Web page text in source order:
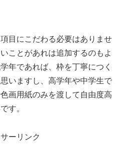
目にこだわる必要はありませ
ことがあれは追加するのもよ
年であれば、枠を丁寧につく
いますし、高学年や中学生で
画用紙のみを渡して自由度高
す。
ーリンク